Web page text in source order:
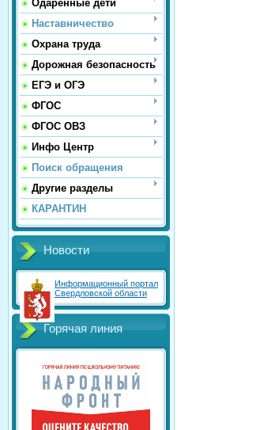
Одарённые дети
Наставничество
Охрана труда
Дорожная безопасность
ЕГЭ и ОГЭ
ФГОС
ФГОС ОВЗ
Инфо Центр
Поиск обращения
Другие разделы
КАРАНТИН
Новости
Информационный портал
Свердловской области
Горячая линия